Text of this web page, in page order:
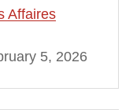
Affaires
5, 2026